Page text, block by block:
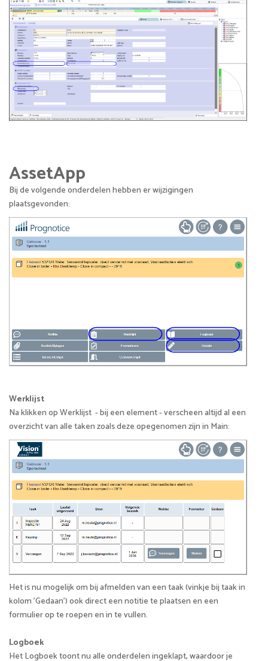
AssetApp
Bij de volgende onderdelen hebben er wijzigingen
plaatsgevonden:
Werklijst
Na klikken op Werklijst - bij een element - verscheen altijd al een
overzicht van alle taken zoals deze opegenomen zijn in Main:
Het is nu mogelijk om bij afmelden van een taak (vinkje bij taak in
kolom 'Gedaan') ook direct een notitie te plaatsen en een
formulier op te roepen en in te vullen.
Logboek
Het Logboek toont nu alle onderdelen ingeklapt, waardoor je